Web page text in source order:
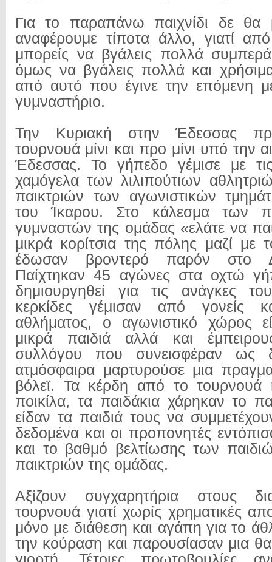
Για το παραπάνω παιχνίδι δε θα
αναφέρουμε τίποτα άλλο, γιατί
μπορείς να βγάλεις πολλά
όμως να βγάλεις πολλά και
από αυτό που έγινε την επόμενη
γυμναστήριο.
Την Κυριακή στην Έδεσσας
τουρνουά μίνι και προ μίνι υπό την
Έδεσσας. Το γήπεδο γέμισε με
χαμόγελα των λιλιπούτιων
παικτριών των αγωνιστικών
του Ίκαρου. Στο κάλεσμα των
γυμναστών της ομάδας «ελάτε να
μικρά κορίτσια της πόλης μαζί με
έδωσαν βροντερό παρόν στο
Παίχτηκαν 45 αγώνες στα οχτώ
δημιουργηθεί για τις ανάγκες
κερκίδες γέμισαν από γονείς
αθλήματος, ο αγωνιστικό χώρος
μικρά παιδιά αλλά και
συλλόγου που συνεισφέραν ως
ατμόσφαιρα μαρτυρούσε μια
βόλεϊ. Τα κέρδη από το τουρνουά
ποικίλα, τα παιδάκια χάρηκαν το
είδαν τα παιδιά τους να
δεδομένα και οι προπονητές
και το βαθμό βελτίωσης των
παικτριών της ομάδας.
Αξίζουν συγχαρητήρια στους
τουρνουά γιατί χωρίς χρηματικές
μόνο με διάθεση και αγάπη για το
την κούραση και παρουσίασαν μια